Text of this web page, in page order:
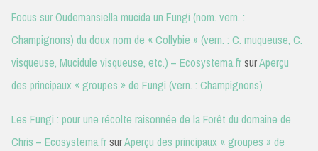
Focus sur Oudemansiella mucida un Fungi (nom. vern. :
Champignons) du doux nom de « Collybie » (vern. : C. muqueuse, C.
visqueuse, Mucidule visqueuse, etc.) – Ecosystema.frsurAperçu
des principaux « groupes » de Fungi (vern. : Champignons)
Les Fungi : pour une récolte raisonnée de la Forêt du domaine de
Chris – Ecosystema.frsurAperçu des principaux « groupes » de